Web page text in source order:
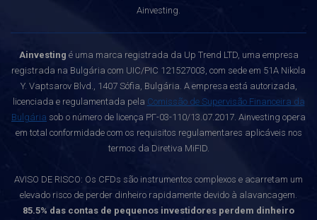
Ainvesting.
Ainvesting é uma marca registrada da Up Trend LTD, uma empresa
registrada na Bulgária com UIC/PIC 121527003, com sede em 51A Nikola
Y. Vaptsarov Blvd., 1407 Sófia, Bulgária. A empresa está autorizada,
licenciada e regulamentada pela Comissão de Supervisão Financeira da
Bulgária sob o número de licença РГ-03-110/13.07.2017. Ainvesting opera
em total conformidade com os requisitos regulamentares aplicáveis nos
termos da Diretiva MiFID.
AVISO DE RISCO: Os CFDs são instrumentos complexos e acarretam um
elevado risco de perder dinheiro rapidamente devido à alavancagem.
85.5% das contas de pequenos investidores perdem dinheiro